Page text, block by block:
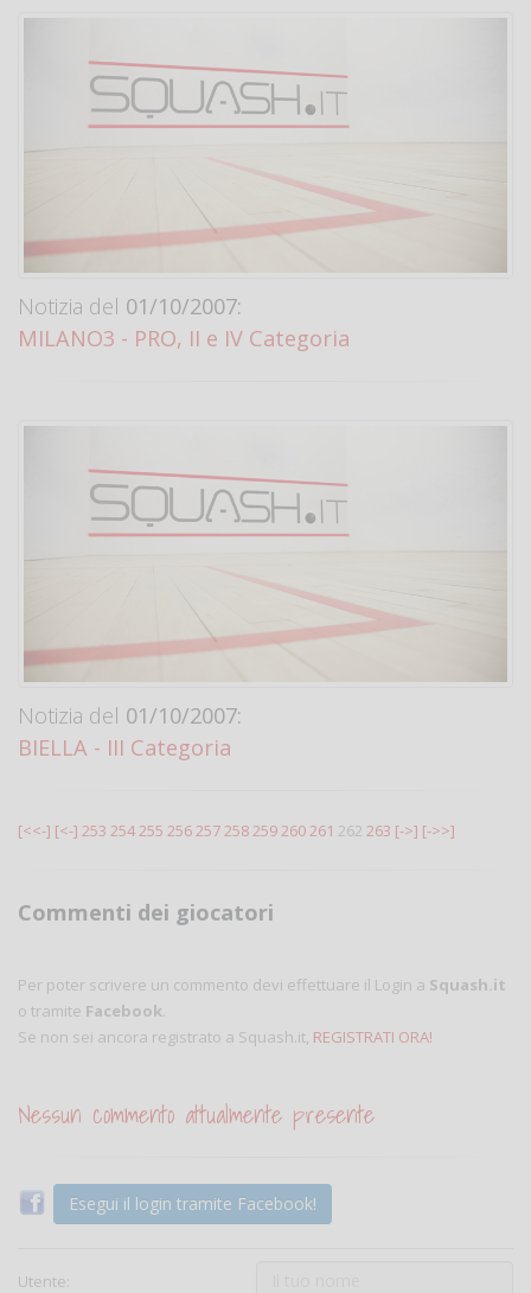
Notizia del 01/10/2007:
MILANO3 - PRO, II e IV Categoria
Notizia del 01/10/2007:
BIELLA - III Categoria
[<<-] [<-] 253 254255 256257258259260261 262 263 [->] [->>]
Commenti dei giocatori
Per poter scrivere un commento devi effettuare il Login a Squash.it
o tramite Facebook.
Se non sei ancora registrato a Squash.it, REGISTRATI ORA!
Nessun commento attualmente presente
Esegui il login tramite Facebook!
Utente: